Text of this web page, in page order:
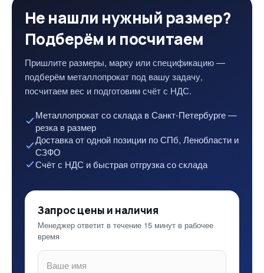
Не нашли нужный размер?
Подберём и посчитаем
Пришлите размеры, марку или спецификацию —
подберём металлопрокат под вашу задачу,
посчитаем вес и подготовим счёт с НДС.
Металлопрокат со склада в Санкт-Петербурге —
резка в размер
Доставка от одной позиции по СПб, Ленобласти и
СЗФО
Счёт с НДС и быстрая отгрузка со склада
Запрос цены и наличия
Менеджер ответит в течение 15 минут в рабочее
время